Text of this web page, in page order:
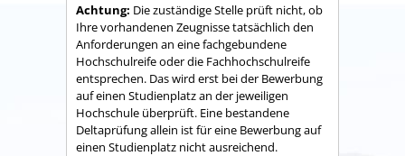
Achtung: Die zuständige Stelle prüft nicht, ob
Ihre vorhandenen Zeugnisse tatsächlich den
Anforderungen an eine fachgebundene
Hochschulreife oder die Fachhochschulreife
entsprechen. Das wird erst bei der Bewerbung
auf einen Studienplatz an der jeweiligen
Hochschule überprüft. Eine bestandene
Deltaprüfung allein ist für eine Bewerbung auf
einen Studienplatz nicht ausreichend.